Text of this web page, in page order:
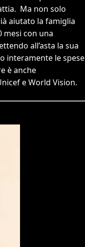
Ma non solo
aiutato la famiglia
mesi con una
all’asta la sua
interamente le spese
è anche
​​e World Vision.